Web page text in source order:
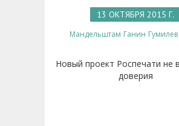
13 ОКТЯБРЯ 2015 Г.
Мандельштам Ганин Гумилев
Новый проект Роспечати не
доверия